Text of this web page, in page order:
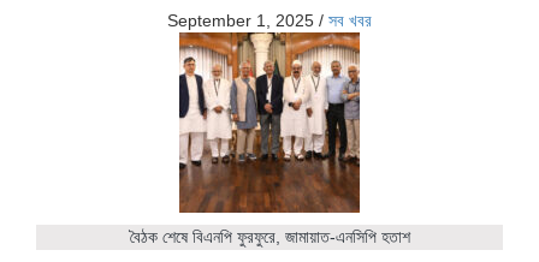
September 1, 2025 / সব খবর
বৈঠক শেষে বিএনপি ফুরফুরে, জামায়াত-এনসিপি হতাশ